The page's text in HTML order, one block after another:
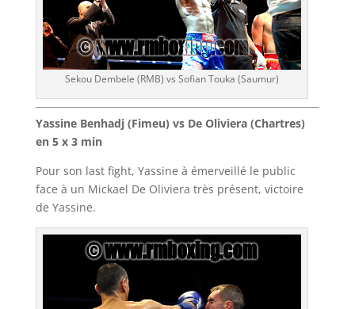
Sekou Dembele (RMB) vs Sofian Touka (Saumur)
Yassine Benhadj (Fimeu) vs De Oliviera (Chartres)
en 5 x 3 min
Pour son last fight, Yassine à émerveillé le public
face à un Mickael De Oliviera très présent, victoire
de Yassine.